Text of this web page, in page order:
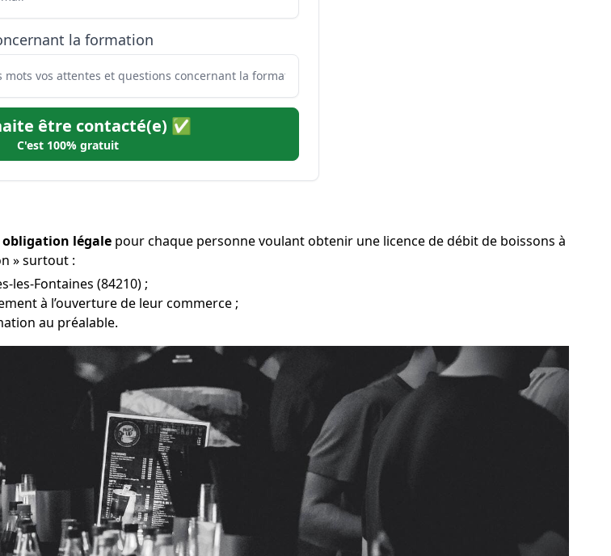
la formation
être contacté(e) ✅
C'est 100% gratuit
obligation légale pour chaque personne voulant obtenir une licence de débit de boissons à
» surtout :
les-Fontaines (84210) ;
à l’ouverture de leur commerce ;
au préalable.